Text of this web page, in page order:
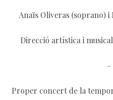
Anaïs Oliveras (soprano)
Direcció artística i
–
Proper concert de la